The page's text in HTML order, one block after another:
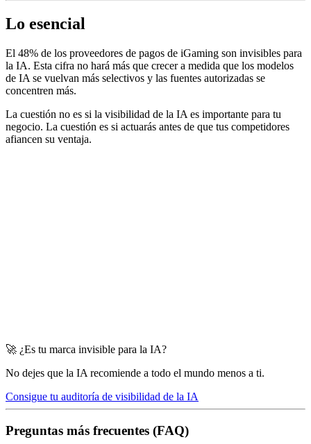
Lo esencial
El 48% de los proveedores de pagos de iGaming son invisibles para
la IA. Esta cifra no hará más que crecer a medida que los modelos
de IA se vuelvan más selectivos y las fuentes autorizadas se
concentren más.
La cuestión no es si la visibilidad de la IA es importante para tu
negocio. La cuestión es si actuarás antes de que tus competidores
afiancen su ventaja.
🚀 ¿Es tu marca invisible para la IA?
No dejes que la IA recomiende a todo el mundo menos a ti.
Consigue tu auditoría de visibilidad de la IA
Preguntas más frecuentes (FAQ)